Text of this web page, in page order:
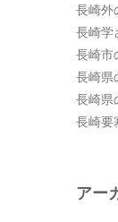
長崎外
長崎学
長崎市
長崎県
長崎県
長崎要
アー